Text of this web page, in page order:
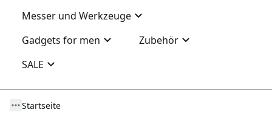
Messer und Werkzeuge
Gadgets for men
Zubehör
SALE
Startseite